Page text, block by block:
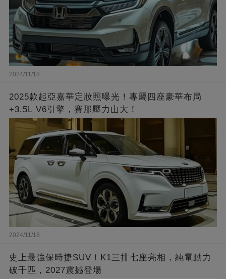
2024/11/18
2025款起亞嘉華定妝照曝光！專屬四座豪華布局
+3.5L V6引擎，賽那壓力山大！
2024/11/18
史上最強保時捷SUV！K1三排七座亮相，純電動力
破千匹，2027震撼登場